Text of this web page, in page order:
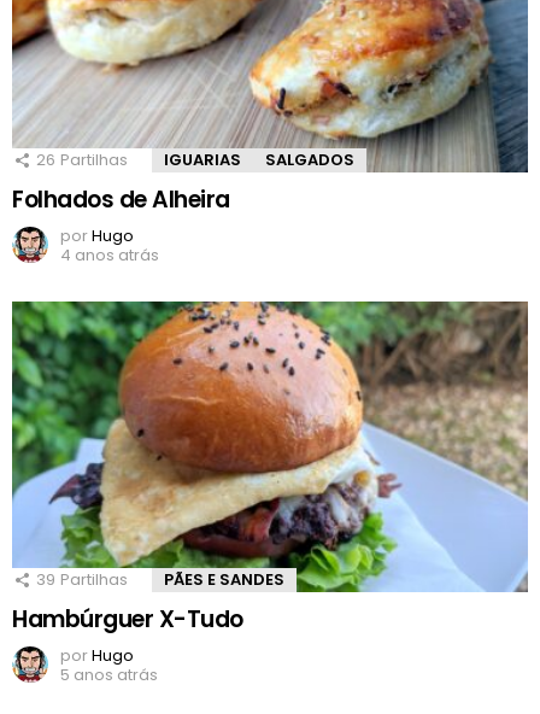
26 Partilhas IGUARIAS SALGADOS
Folhados de Alheira
porHugo
4 anos atrás
39 Partilhas PÃES E SANDES
Hambúrguer X-Tudo
porHugo
5 anos atrás